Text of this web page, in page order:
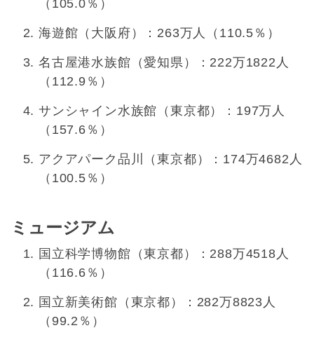
（105.0％）
海遊館（大阪府）：263万人（110.5％）
名古屋港水族館（愛知県）：222万1822人
（112.9％）
サンシャイン水族館（東京都）：197万人
（157.6％）
アクアパーク品川（東京都）：174万4682人
（100.5％）
ミュージアム
国立科学博物館（東京都）：288万4518人
（116.6％）
国立新美術館（東京都）：282万8823人
（99.2％）